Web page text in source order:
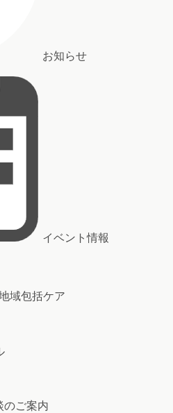
お知らせ
イベント情報
域包括ケア
のご案内